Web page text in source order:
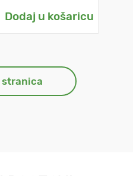
Dodaj u košaricu
stranica